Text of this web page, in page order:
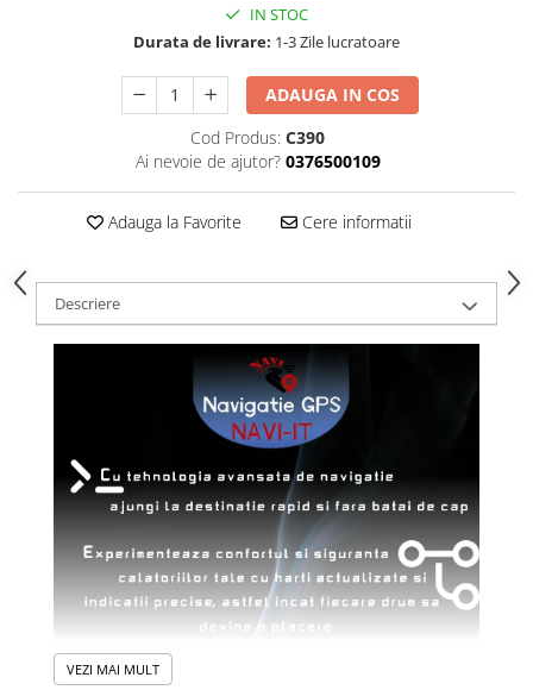
IN STOC
Durata de livrare: 1-3 Zile lucratoare
ADAUGA IN COS
Cod Produs: C390
Ai nevoie de ajutor? 0376500109
Adauga la Favorite Cere informatii
Descriere
VEZI MAI MULT